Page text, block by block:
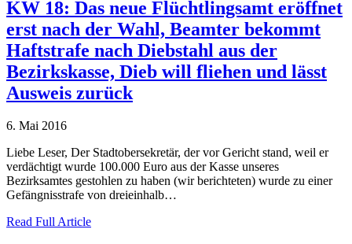
KW 18: Das neue Flüchtlingsamt eröffnet
erst nach der Wahl, Beamter bekommt
Haftstrafe nach Diebstahl aus der
Bezirkskasse, Dieb will fliehen und lässt
Ausweis zurück
6. Mai 2016
Liebe Leser, Der Stadtobersekretär, der vor Gericht stand, weil er
verdächtigt wurde 100.000 Euro aus der Kasse unseres
Bezirksamtes gestohlen zu haben (wir berichteten) wurde zu einer
Gefängnisstrafe von dreieinhalb…
Read Full Article